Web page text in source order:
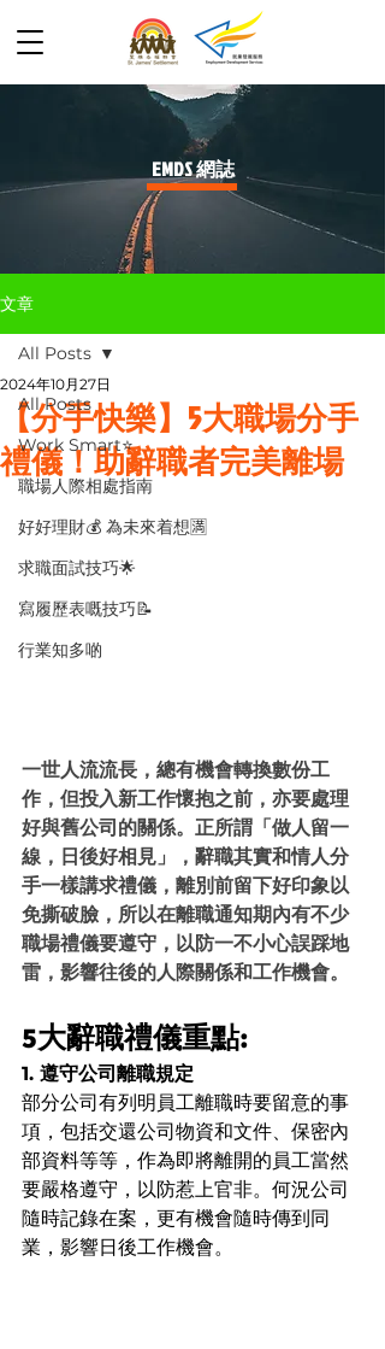
​EMDS 網誌
文章
All Posts
Work Smart⭐️
職場人際相處指南
好好理財💰 為未來着想🈵
求職面試技巧🌟
寫履歷表嘅技巧📝
行業知多啲
All Posts
【分手快樂】5大職場分手
禮儀！助辭職者完美離場
2024年10月27日
一世人流流長，總有機會轉換數份工
作，但投入新工作懷抱之前，亦要處理
好與舊公司的關係。正所謂「做人留一
線，日後好相見」，辭職其實和情人分
手一樣講求禮儀，離別前留下好印象以
免撕破臉，所以在離職通知期內有不少
職場禮儀要遵守，以防一不小心誤踩地
雷，影響往後的人際關係和工作機會。
5大辭職禮儀重點:
1. 遵守公司離職規定
部分公司有列明員工離職時要留意的事
項，包括交還公司物資和文件、保密內
部資料等等，作為即將離開的員工當然
要嚴格遵守，以防惹上官非。何況公司
隨時記錄在案，更有機會隨時傳到同
業，影響日後工作機會。